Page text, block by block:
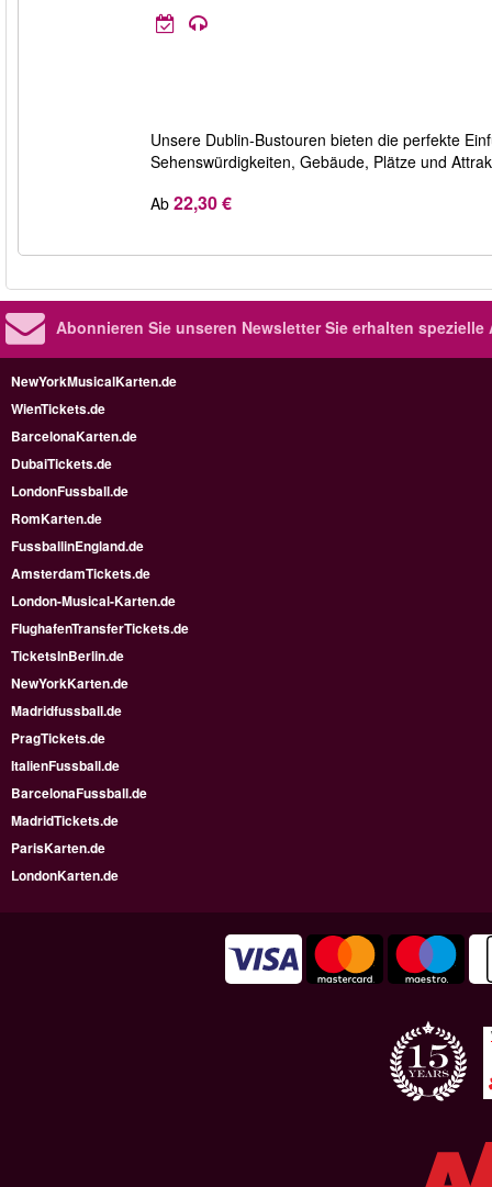
Unsere Dublin-Bustouren bieten die perfekte
Sehenswürdigkeiten, Gebäude, Plätze und
Ab 22,30 €
Abonnieren Sie unseren NewsletterSie erhalten spezielle
NewYorkMusicalKarten.de
WienTickets.de
BarcelonaKarten.de
DubaiTickets.de
LondonFussball.de
RomKarten.de
FussballinEngland.de
AmsterdamTickets.de
London-Musical-Karten.de
FlughafenTransferTickets.de
TicketsInBerlin.de
NewYorkKarten.de
Madridfussball.de
PragTickets.de
ItalienFussball.de
BarcelonaFussball.de
MadridTickets.de
ParisKarten.de
LondonKarten.de